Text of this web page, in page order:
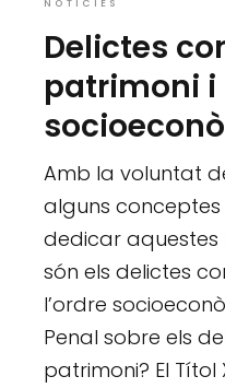
NOTÍCIES
Delictes
patrimoni i
Amb la voluntat
alguns conceptes
dedicar aquestes
són els delictes
l’ordre
Penal sobre els
patrimoni? El Títol